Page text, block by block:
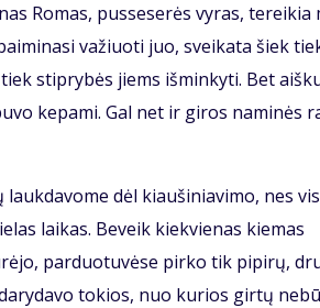
Ro­mas, pus­se­se­rės vy­ras,
va­žiuo­ti juo, svei­ka­ta šiek
stip­ry­bės jiems iš­min­ky­ti. Bet
ke­pa­mi. Gal net ir gi­ros na­mi­nės
lauk­da­vo­me dėl kiau­ši­nia­vi­mo, nes
lai­kas. Be­veik kiek­vie­nas kie­mas
par­duo­tu­vė­se pir­ko tik pi­pi­rų,
to­kios, nuo ku­rios gir­tų